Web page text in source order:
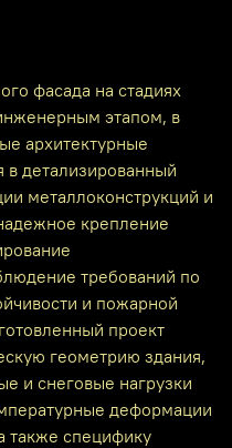
фасада на стадиях
этапом, в
архитектурные
детализированный
металлоконструкций и
крепление
требований по
и пожарной
проект
геометрию здания,
и снеговые нагрузки
деформации
также специфику